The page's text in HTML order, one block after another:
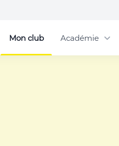
Mon club Académie